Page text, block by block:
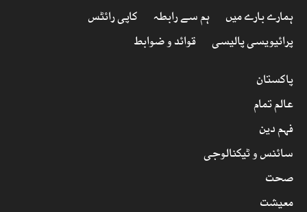
ہمارے بارے میں ہم سے رابطہ
کاپی رائٹس
پرائیویسی پالیسی
قوائد و ضوابط
پاکستان
عالم تمام
فہم دین
سائنس و ٹیکنالوجی
صحت
معیشت